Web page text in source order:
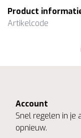
Product
Artikelcode
Account
Snel regelen in je
opnieuw.